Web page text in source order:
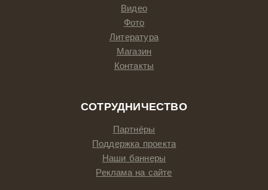
Видео
Фото
Литература
Магазин
Контакты
СОТРУДНИЧЕСТВО
Партнёры
Поддержка проекта
Наши баннеры
Реклама на сайте